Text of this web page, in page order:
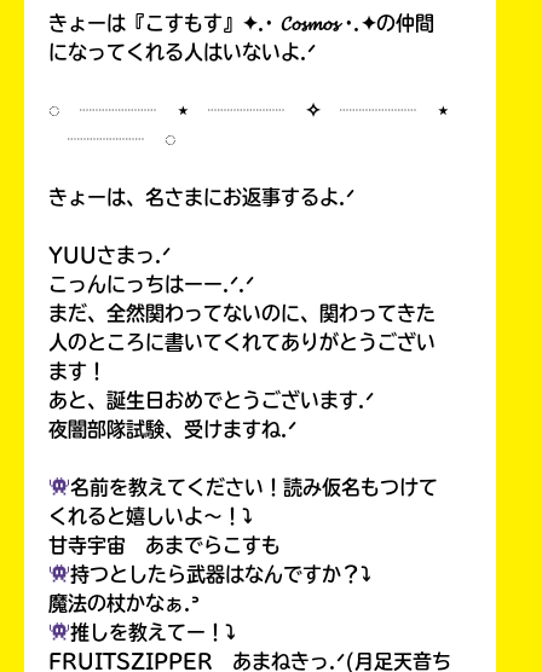
きょーは『こすもす』✦.· 𝓒𝓸𝓼𝓶𝓸𝓼 ·.✦の仲間
になってくれる人はいないよ.ᐟ
◌ ┈┈┈┈ ⋆ ┈┈┈┈ ✧ ┈┈┈┈ ⋆
┈┈┈┈ ◌
きょーは、名さまにお返事するよ.ᐟ
YUUさまっ.ᐟ
こっんにっちはーー.ᐟ.ᐟ
まだ、全然関わってないのに、関わってきた
人のところに書いてくれてありがとうござい
ます！
あと、誕生日おめでとうございます.ᐟ
夜闇部隊試験、受けますね.ᐟ
名前を教えてください！読み仮名もつけて
くれると嬉しいよ〜！⤵︎
甘寺宇宙 あまでらこすも
持つとしたら武器はなんですか？⤵︎
魔法の杖かなぁ.ᐣ
推しを教えてー！⤵︎
FRUITSZIPPER あまねきっ.ᐟ(月足天音ち